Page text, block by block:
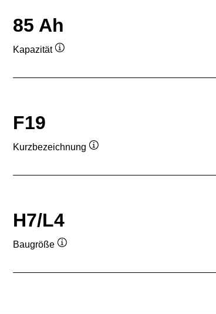
85 Ah
Kapazität
F19
Kurzbezeichnung
H7/L4
Baugröße